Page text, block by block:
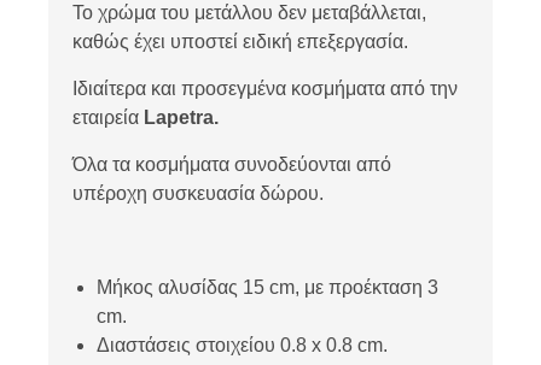
Το χρώμα του μετάλλου δεν μεταβάλλεται,
καθώς έχει υποστεί ειδική επεξεργασία.
Ιδιαίτερα και προσεγμένα κοσμήματα από την
εταιρεία Lapetra.
Όλα τα κοσμήματα συνοδεύονται από
υπέροχη συσκευασία δώρου.
Μήκος αλυσίδας 15 cm, με προέκταση 3
cm.
Διαστάσεις στοιχείου 0.8 x 0.8 cm.